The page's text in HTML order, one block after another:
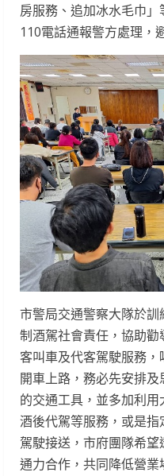
房服務、追加冰水毛巾
110電話通報警方處理，
市警局交通警察大隊於
制酒駕社會責任，協助
客叫車及代客駕駛服務
開車上路，務必先安排
的交通工具，並多加利
酒後代駕等服務，或是
駕駛接送，市府團隊希
通力合作，共同降低營